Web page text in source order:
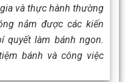
và thực hành thường
nắm được các kiến
quyết làm bánh ngon.
bánh và công việc